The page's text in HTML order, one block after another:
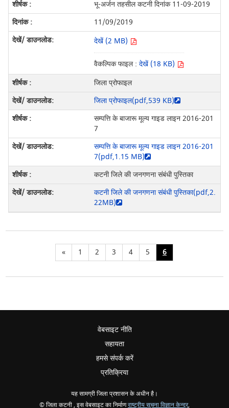
भू-अर्जन तहसील कटनी दिनांक 11-09-2019
11/09/2019
देखें (2 MB)
वैकल्पिक फाइल : देखें (18 KB)
जिला प्रोफाइल
जिला प्रोफाइल(pdf,539 KB)
सम्पत्ति के बाजारू मूल्य गाइड लाइन 2016-201
7
सम्पत्ति के बाजारू मूल्य गाइड लाइन 2016-201
7(pdf,1.15 MB)
कटनी जिले की जनगणना संबंधी पुस्तिका
कटनी जिले की जनगणना संबंधी पुस्तिका(pdf,2.
22MB)
« 1 2 3 4 5 6
वेबसाइट नीति
सहायता
हमसे संपर्क करें
प्रतिक्रिया
यह सामग्री जिला प्रशासन के अधीन है।
© जिला कटनी , इस वेबसाइट का निर्माणराष्ट्रीय सूचना विज्ञान केन्द्र,